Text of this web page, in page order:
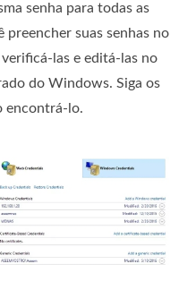
senha para todas as
preencher suas senhas no
las e editá-las no
do Windows. Siga os
encontrá-lo.